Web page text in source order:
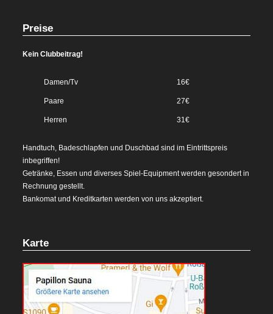
Preise
Kein Clubbeitrag!
Damen/Tv
Paare
Herren
16€
27€
31€
Handtuch, Badeschlapfen und Duschbad sind im Eintrittspreis
inbegriffen!
Getränke, Essen und diverses Spiel-Equipment werden gesondert in
Rechnung gestellt.
Bankomat und Kreditkarten werden von uns akzeptiert.
Karte